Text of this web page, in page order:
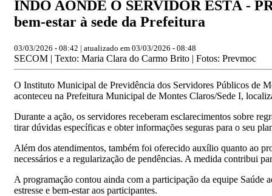
INDO AONDE O SERVIDOR ESTÁ -
bem-estar à sede da Prefeitura
03/03/2026 - 08:42 | atualizado em 03/03/2026 - 08:48
SECOM | Texto: Maria Clara do Carmo Brito | Fotos: Prevmoc
O Instituto Municipal de Previdência dos Servidores Públicos de
aconteceu na Prefeitura Municipal de Montes Claros/Sede I,
Durante a ação, os servidores receberam esclarecimentos sobre
tirar dúvidas específicas e obter informações seguras para o seu
Além dos atendimentos, também foi oferecido auxílio quanto ao
necessários e a regularização de pendências. A medida contribui
A programação contou ainda com a participação da equipe
estresse e bem-estar aos participantes.